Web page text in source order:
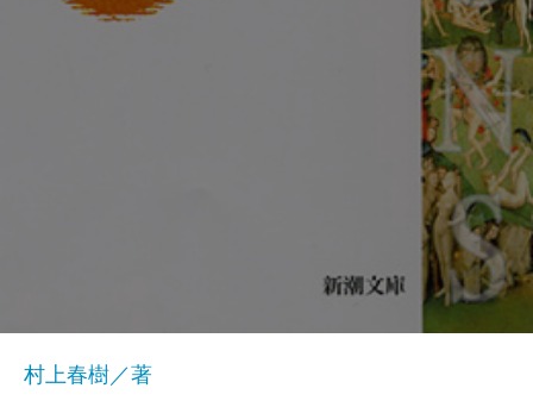
村上春樹／著